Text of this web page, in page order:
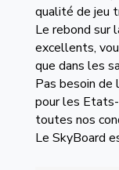
qualité de jeu
Le rebond sur
excellents,
que dans les
Pas besoin de
pour les
toutes nos
Le SkyBoard